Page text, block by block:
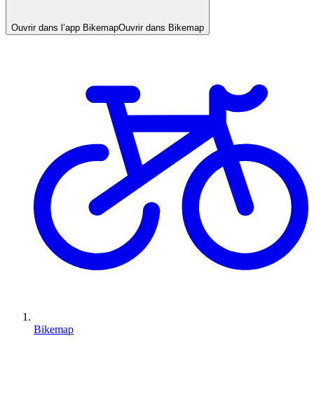
Ouvrir dans l’app BikemapOuvrir dans Bikemap
Bikemap